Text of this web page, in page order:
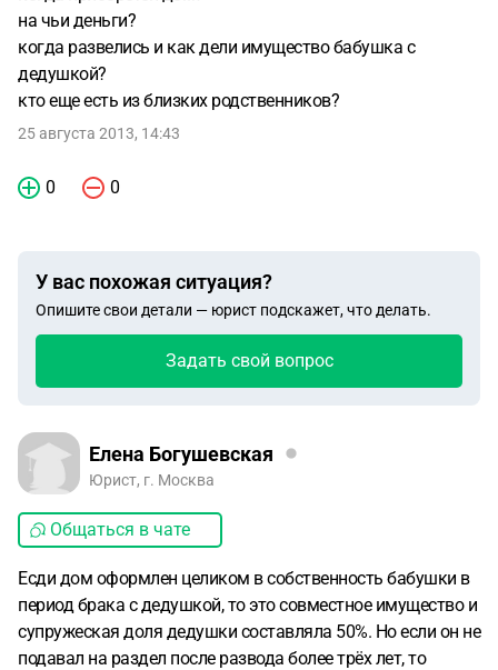
на чьи деньги?
когда развелись и как дели имущество бабушка с
дедушкой?
кто еще есть из близких родственников?
25 августа 2013, 14:43
0 0
У вас похожая ситуация?
Опишите свои детали — юрист подскажет, что делать.
Задать свой вопрос
Елена Богушевская
Юрист, г. Москва
Общаться в чате
Есди дом оформлен целиком в собственность бабушки в
период брака с дедушкой, то это совместное имущество и
супружеская доля дедушки составляла 50%. Но если он не
подавал на раздел после развода более трёх лет, то